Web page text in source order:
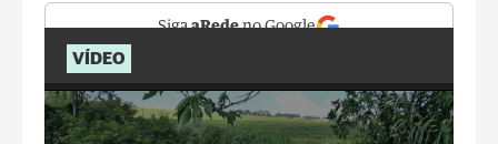
SigaaRedeno Google
VÍDEO